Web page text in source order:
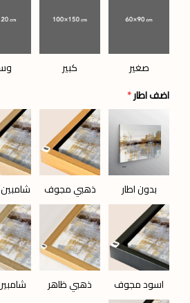
صغير كبير
اضف اطار*
بدون اطار ذهبي مجوف
اسود مجوف ذهبي ظاهر